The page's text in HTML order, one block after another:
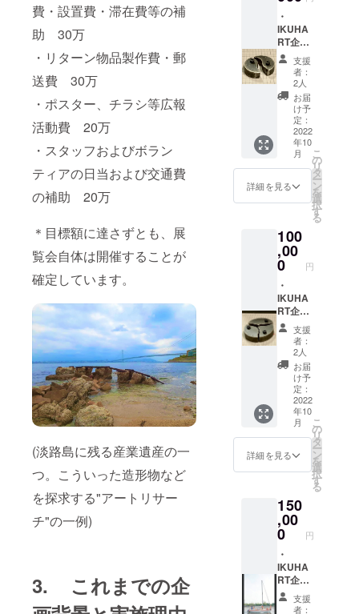
費・設置費・滞在費等の補
助 30万
・リターン物品製作費・郵
送費 30万
・ポスター、チラシ等広報
活動費 20万
・スタッフおよびボラン
ティアの日当および交通費
の補助 20万
＊目標額に達さずとも、展
覧会自体は開催することが
確定しています。
(淡路島に残る産業遺産の一
つ。こういった造形物など
を探求する"アートリサー
チ"の一例)
3. これまでの企
の詳細
につい
ては、
プロ
ジェク
ト本文
リター
ンの項
目をご
参照く
ださ
い。
ござい
ます。
＊掲載
可否(匿
名希
望)・ペ
ンネー
ム掲載
などに
ついて
のご相
談も承
ります
ので、
備考欄
くださ
い。 ＊
サイズ
や限定
数、日
時など
の詳細
につい
ては、
プロ
ジェク
ト本文
リター
ンの項
目をご
参照く
ださ
い。
トによ
るスペ
シャル
グッズ
(小) ＊
グッズ
等の発
送は10
月以降
を予定
してお
ります
が、展
覧会情
報など
ましい
ものに
関して
は、そ
れ以前
(9月等)
に送付
する可
能性が
ござい
ます。
＊掲載
可否(匿
名希
望)・ペ
ンネー
ム掲載
などに
ります
ので、
備考欄
にてそ
の旨お
知らせ
くださ
い。 ＊
サイズ
・
IKUHA
RT企画
関連事
業のご
案内 ・
記録等
へのお
名前の
掲載 ・
オリジ
ナルT
シャツ
・オリ
ジナル
ブロー
アー
ティス
トによ
るスペ
シャル
グッズ
(中) ＊
グッズ
等の発
送は10
月以降
を予定
してお
ります
が、展
覧会情
報など
事前の
お知ら
せが望
ものに
関して
は、そ
れ以前
(9月等)
に送付
する可
能性が
ござい
支援
者：
2人
お届
け予
定：
2022
年10
月
詳細を見る
こ
の
リ
タ
ー
ン
を
選
択
す
る
100
,00
0 円
・
IKUHA
RT企画
関連事
業のご
案内 ・
記録等
へのお
名前の
掲載 ・
オリジ
ナルT
シャツ
・オリ
ジナル
ブロー
アー
ティス
トによ
るスペ
シャル
グッズ
(大) ＊
グッズ
等の発
支援
者：
2人
お届
け予
定：
2022
年10
月
詳細を見る
こ
の
リ
タ
ー
ン
を
選
択
す
る
150
,00
0 円
・
IKUHA
RT企画
関連事
業のご
支援
者：